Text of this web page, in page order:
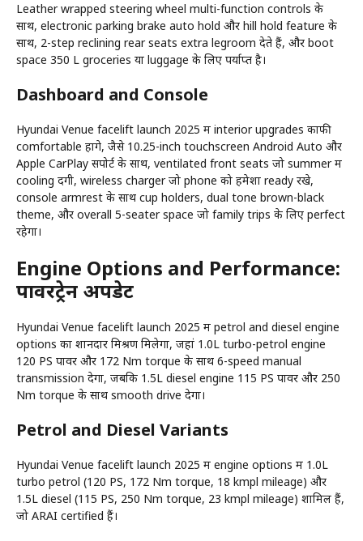
Leather wrapped steering wheel multi-function controls के
साथ, electronic parking brake auto hold और hill hold feature के
साथ, 2-step reclining rear seats extra legroom देते हैं, और boot
space 350 L groceries या luggage के लिए पर्याप्त है।
Dashboard and Console
Hyundai Venue facelift launch 2025 में interior upgrades काफी
comfortable होंगे, जैसे 10.25-inch touchscreen Android Auto और
Apple CarPlay सपोर्ट के साथ, ventilated front seats जो summer में
cooling देंगी, wireless charger जो phone को हमेशा ready रखे,
console armrest के साथ cup holders, dual tone brown-black
theme, और overall 5-seater space जो family trips के लिए perfect
रहेगा।
Engine Options and Performance:
पावरट्रेन अपडेट
Hyundai Venue facelift launch 2025 में petrol and diesel engine
options का शानदार मिश्रण मिलेगा, जहां 1.0L turbo-petrol engine
120 PS पावर और 172 Nm torque के साथ 6-speed manual
transmission देगा, जबकि 1.5L diesel engine 115 PS पावर और 250
Nm torque के साथ smooth drive देगा।
Petrol and Diesel Variants
Hyundai Venue facelift launch 2025 में engine options में 1.0L
turbo petrol (120 PS, 172 Nm torque, 18 kmpl mileage) और
1.5L diesel (115 PS, 250 Nm torque, 23 kmpl mileage) शामिल हैं,
जो ARAI certified हैं।